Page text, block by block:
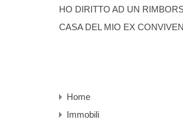
HO DIRITTO AD UN
CASA DEL MIO EX
Home
Immobili